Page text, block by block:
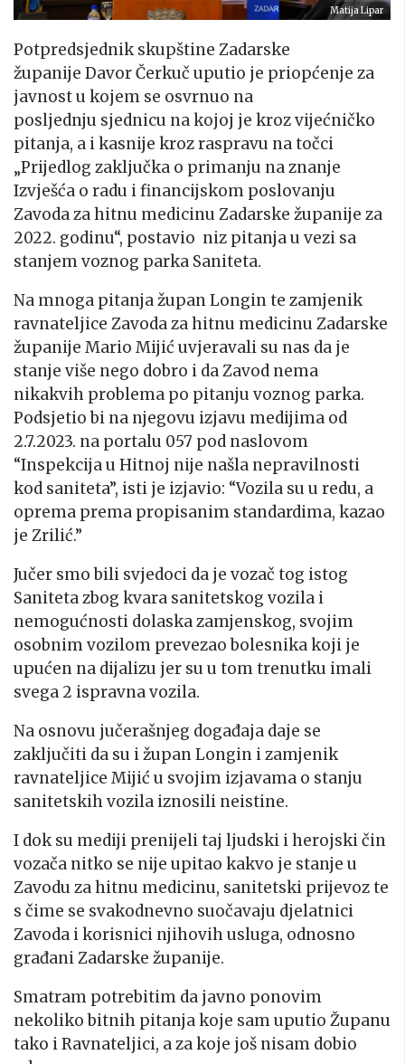
Matija Lipar
Potpredsjednik skupštine Zadarske
županije Davor Čerkuč uputio je priopćenje za
javnost u kojem se osvrnuo na
posljednju sjednicu na kojoj je kroz vijećničko
pitanja, a i kasnije kroz raspravu na točci
„Prijedlog zaključka o primanju na znanje
Izvješća o radu i financijskom poslovanju
Zavoda za hitnu medicinu Zadarske županije za
2022. godinu“, postavio niz pitanja u vezi sa
stanjem voznog parka Saniteta.
Na mnoga pitanja župan Longin te zamjenik
ravnateljice Zavoda za hitnu medicinu Zadarske
županije Mario Mijić uvjeravali su nas da je
stanje više nego dobro i da Zavod nema
nikakvih problema po pitanju voznog parka.
Podsjetio bi na njegovu izjavu medijima od
2.7.2023. na portalu 057 pod naslovom
“Inspekcija u Hitnoj nije našla nepravilnosti
kod saniteta”, isti je izjavio: “Vozila su u redu, a
oprema prema propisanim standardima, kazao
je Zrilić.”
Jučer smo bili svjedoci da je vozač tog istog
Saniteta zbog kvara sanitetskog vozila i
nemogućnosti dolaska zamjenskog, svojim
osobnim vozilom prevezao bolesnika koji je
upućen na dijalizu jer su u tom trenutku imali
svega 2 ispravna vozila.
Na osnovu jučerašnjeg događaja daje se
zaključiti da su i župan Longin i zamjenik
ravnateljice Mijić u svojim izjavama o stanju
sanitetskih vozila iznosili neistine.
I dok su mediji prenijeli taj ljudski i herojski čin
vozača nitko se nije upitao kakvo je stanje u
Zavodu za hitnu medicinu, sanitetski prijevoz te
s čime se svakodnevno suočavaju djelatnici
Zavoda i korisnici njihovih usluga, odnosno
građani Zadarske županije.
Smatram potrebitim da javno ponovim
nekoliko bitnih pitanja koje sam uputio Županu
tako i Ravnateljici, a za koje još nisam dobio